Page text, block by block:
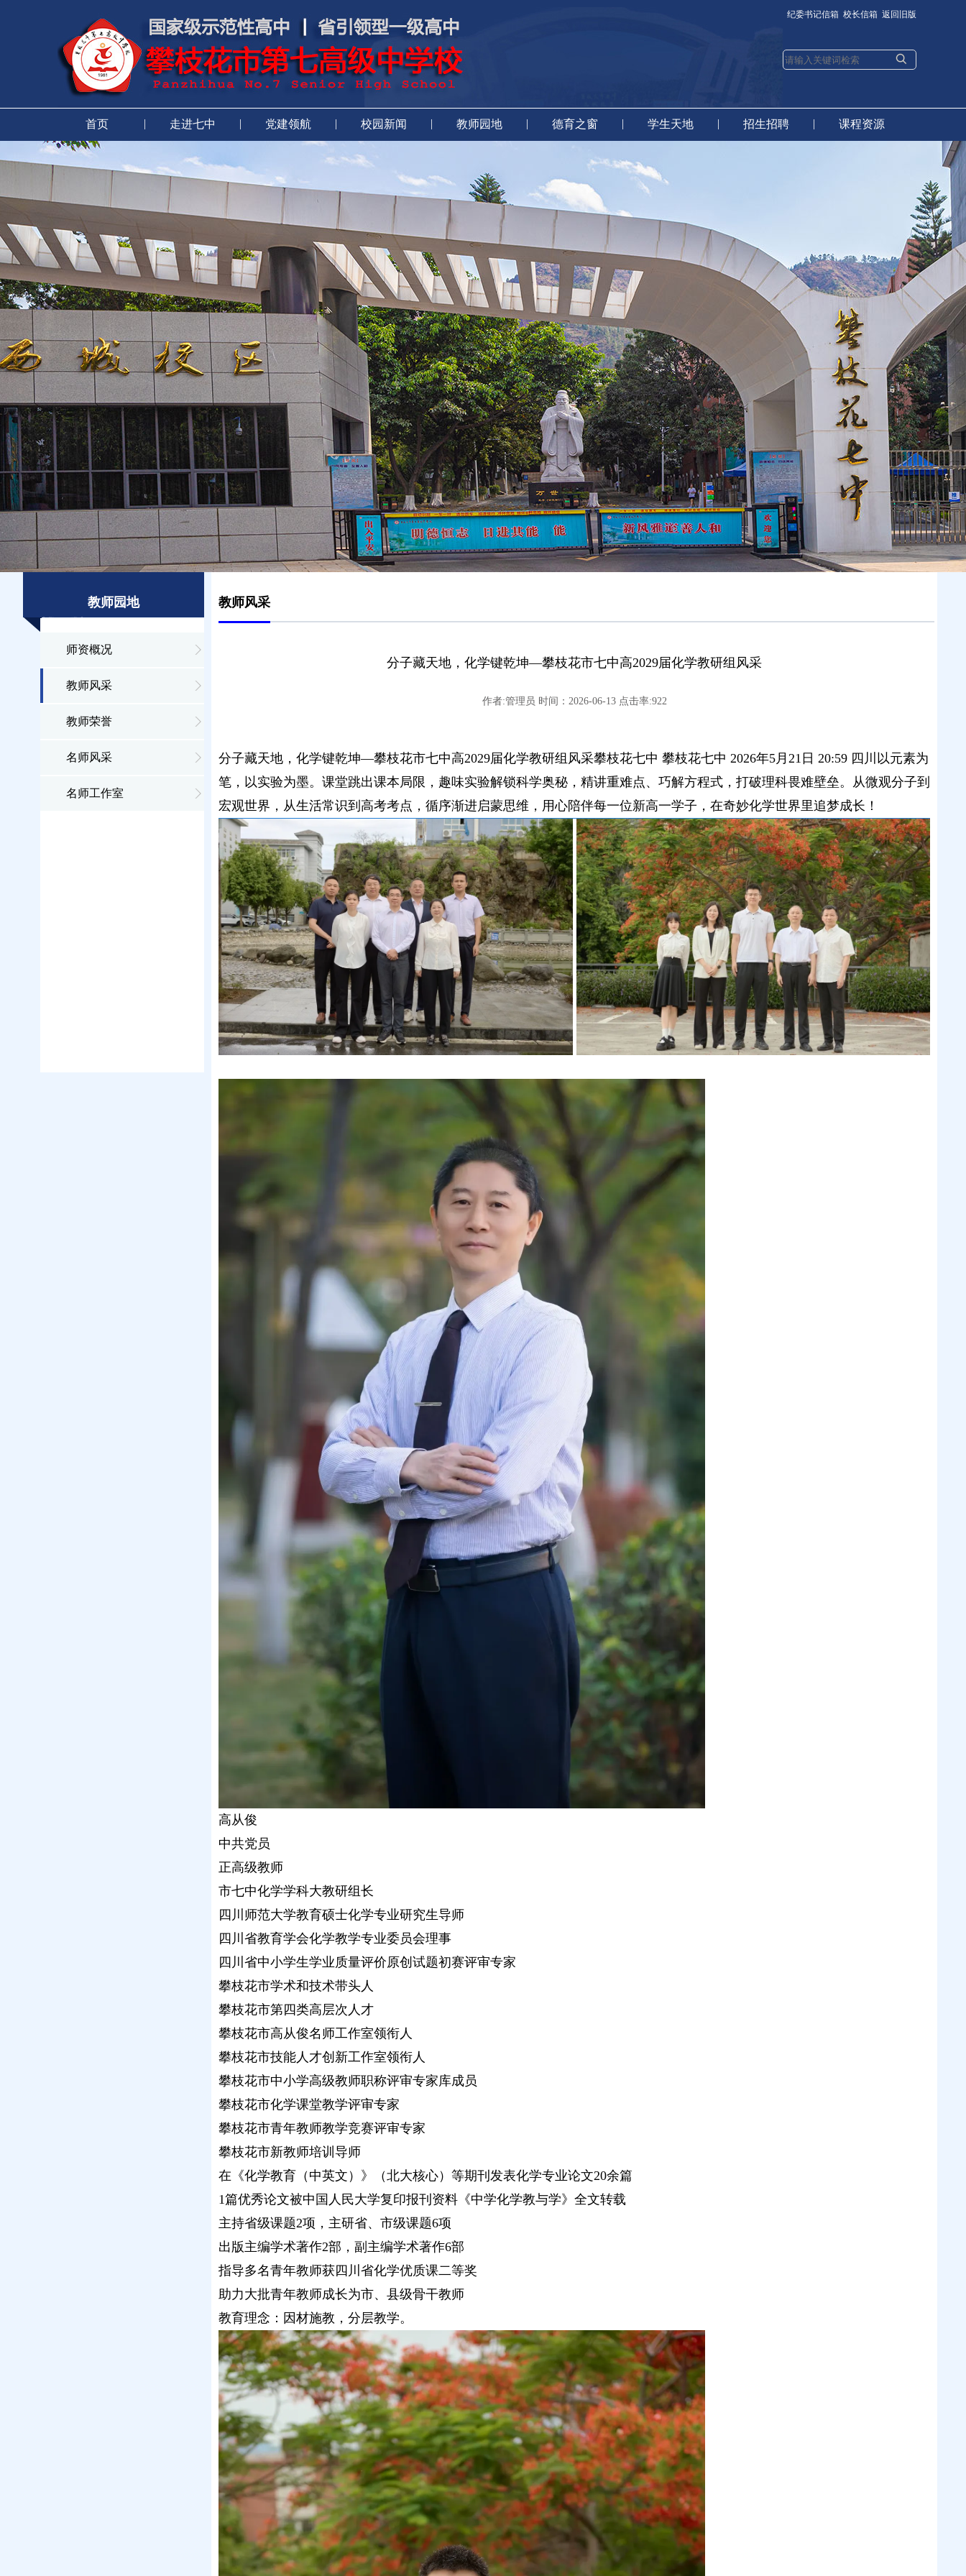
纪委书记信箱 校长信箱 返回旧版
首页 | 走进七中 | 党建领航 | 校园新闻 | 教师园地 | 德育之窗 | 学生天地 | 招生招聘 | 课程资源
教师园地
师资概况
教师风采
教师荣誉
名师风采
名师工作室
教师风采
分子藏天地，化学键乾坤—攀枝花市七中高2029届化学教研组风采
作者:管理员 时间：2026-06-13 点击率:922
分子藏天地，化学键乾坤—攀枝花市七中高2029届化学教研组风采攀枝花七中 攀枝花七中 2026年5月21日 20:59 四川以元素为
笔，以实验为墨。课堂跳出课本局限，趣味实验解锁科学奥秘，精讲重难点、巧解方程式，打破理科畏难壁垒。从微观分子到
宏观世界，从生活常识到高考考点，循序渐进启蒙思维，用心陪伴每一位新高一学子，在奇妙化学世界里追梦成长！
高从俊
中共党员
正高级教师
市七中化学学科大教研组长
四川师范大学教育硕士化学专业研究生导师
四川省教育学会化学教学专业委员会理事
四川省中小学生学业质量评价原创试题初赛评审专家
攀枝花市学术和技术带头人
攀枝花市第四类高层次人才
攀枝花市高从俊名师工作室领衔人
攀枝花市技能人才创新工作室领衔人
攀枝花市中小学高级教师职称评审专家库成员
攀枝花市化学课堂教学评审专家
攀枝花市青年教师教学竞赛评审专家
攀枝花市新教师培训导师
在《化学教育（中英文）》（北大核心）等期刊发表化学专业论文20余篇
1篇优秀论文被中国人民大学复印报刊资料《中学化学教与学》全文转载
主持省级课题2项，主研省、市级课题6项
出版主编学术著作2部，副主编学术著作6部
指导多名青年教师获四川省化学优质课二等奖
助力大批青年教师成长为市、县级骨干教师
教育理念：因材施教，分层教学。